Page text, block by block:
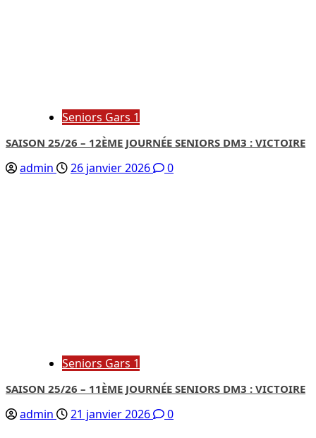
Seniors Gars 1
SAISON 25/26 – 12ÈME JOURNÉE SENIORS DM3 : VICTOIRE
admin 26 janvier 2026 0
Seniors Gars 1
SAISON 25/26 – 11ÈME JOURNÉE SENIORS DM3 : VICTOIRE
admin 21 janvier 2026 0